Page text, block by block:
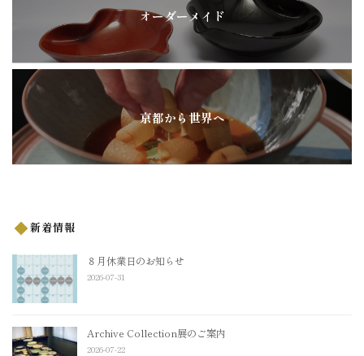
オーダーメイド
京都から世界へ
新着情報
８月休業日のお知らせ
2026-07-31
Archive Collection展のご案内
2026-07-22